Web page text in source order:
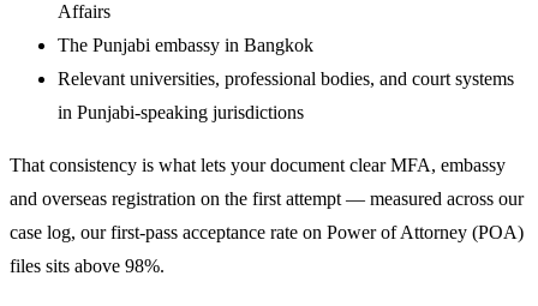
Affairs
The Punjabi embassy in Bangkok
Relevant universities, professional bodies, and court systems
in Punjabi-speaking jurisdictions
That consistency is what lets your document clear MFA, embassy
and overseas registration on the first attempt — measured across our
case log, our first-pass acceptance rate on Power of Attorney (POA)
files sits above 98%.